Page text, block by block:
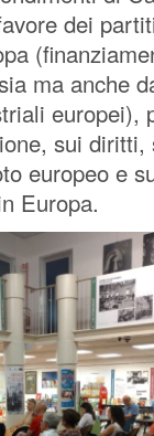
dei
ma anche
europei),
sui
europeo e
Europa.